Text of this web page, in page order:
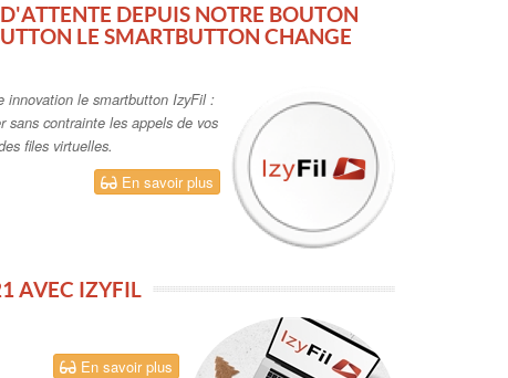
DEPUIS NOTRE BOUTON
LE SMARTBUTTON CHANGE
innovation le smartbutton IzyFil :
contrainte les appels de vos
files virtuelles.
En savoir plus
AVEC IZYFIL
En savoir plus